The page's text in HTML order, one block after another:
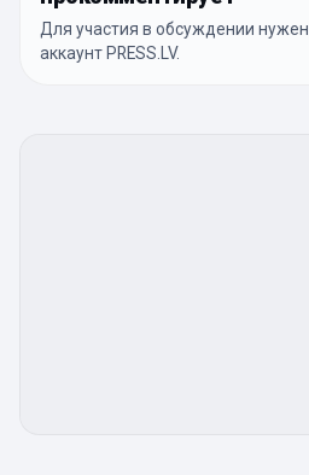
Для участия в обсуждении нужен
аккаунт PRESS.LV.